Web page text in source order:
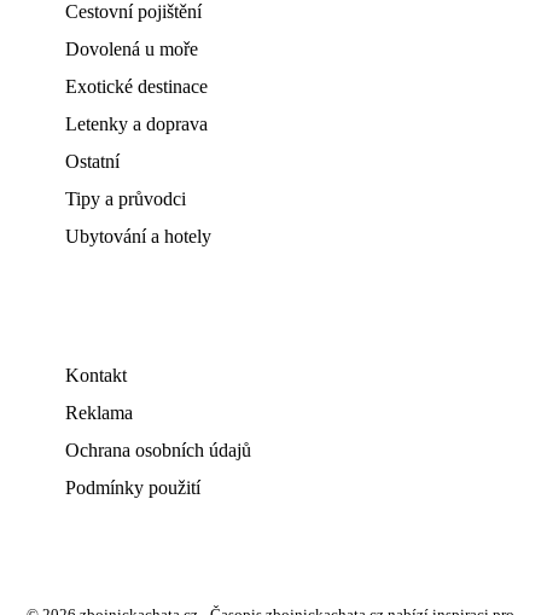
Cestovní pojištění
Dovolená u moře
Exotické destinace
Letenky a doprava
Ostatní
Tipy a průvodci
Ubytování a hotely
Kontakt
Reklama
Ochrana osobních údajů
Podmínky použití